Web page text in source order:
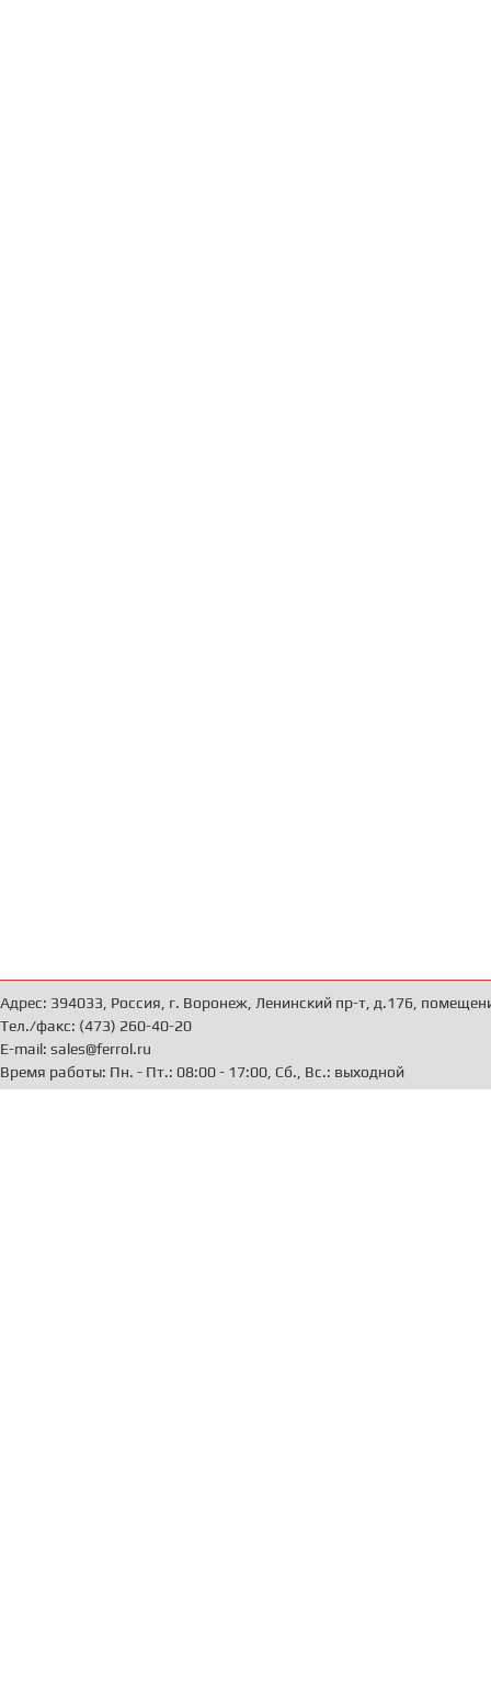
Адрес: 394033, Россия, г. Воронеж, Ленинский пр-т, д.176,
Тел./факс: (473) 260-40-20
E-mail: sales@ferrol.ru
Время работы: Пн. - Пт.: 08:00 - 17:00, Сб., Вс.: выходной